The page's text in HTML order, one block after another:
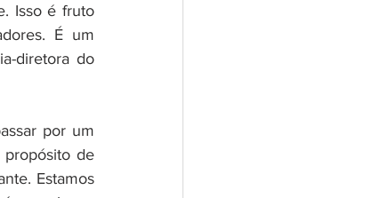
Isso é fruto
É um
diretora do
por um
de
Estamos